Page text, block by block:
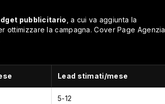
pubblicitario, a cui va aggiunta la
ottimizzare la campagna. Cover Page Agenzia
Lead stimati/mese
5-12